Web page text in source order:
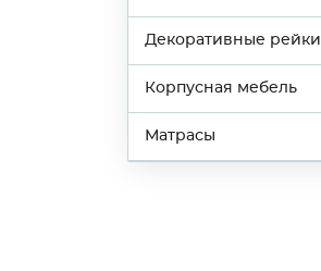
Декоративные рейки
Корпусная мебель
Матрасы